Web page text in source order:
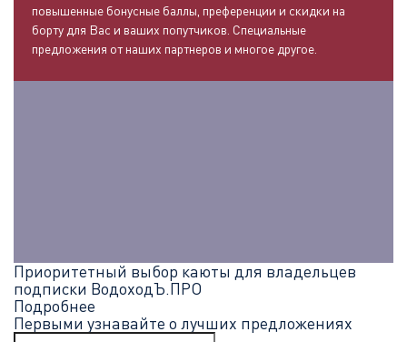
повышенные бонусные баллы, преференции и скидки на
борту для Вас и ваших попутчиков. Специальные
предложения от наших партнеров и многое другое.
Приоритетный выбор каюты для владельцев
подписки ВодоходЪ.ПРО
Подробнее
Первыми узнавайте о лучших предложениях